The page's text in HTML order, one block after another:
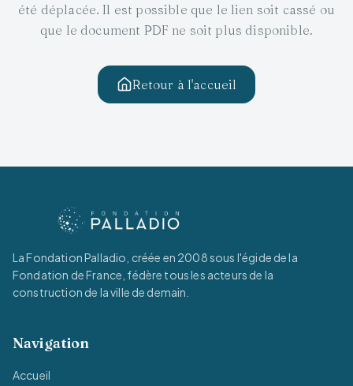
été déplacée. Il est possible que le lien soit cassé ou
que le document PDF ne soit plus disponible.
Retour à l'accueil
La Fondation Palladio, créée en 2008 sous l'égide de la
Fondation de France, fédère tous les acteurs de la
construction de la ville de demain.
Navigation
Accueil